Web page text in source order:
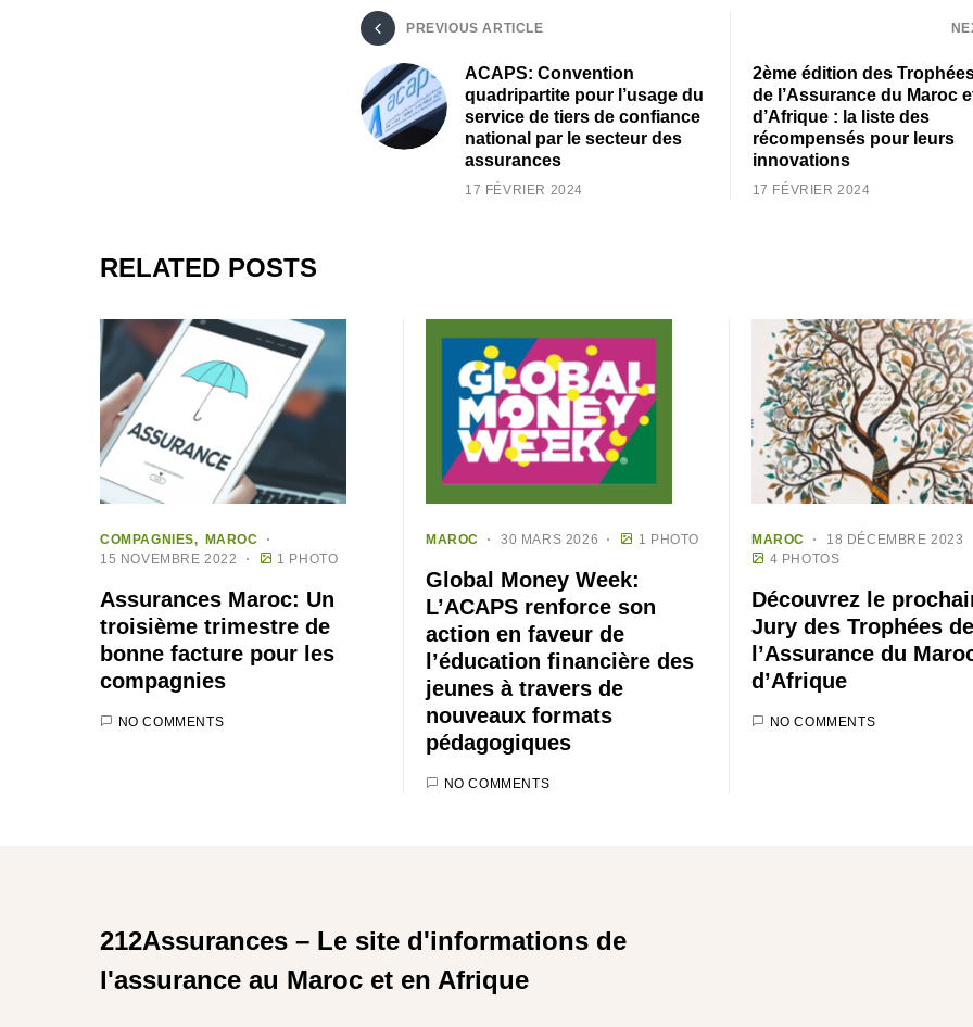
PREVIOUS ARTICLE
ACAPS: Convention
quadripartite pour l’usage du
service de tiers de confiance
national par le secteur des
assurances
17 FÉVRIER 2024
2ème édition des
de l’Assurance du Maroc
d’Afrique : la liste des
récompensés pour leurs
innovations
17 FÉVRIER 2024
RELATED POSTS
COMPAGNIES
MAROC
15 NOVEMBRE 2022
1 PHOTO
Assurances Maroc: Un
troisième trimestre de
bonne facture pour les
compagnies
NO COMMENTS
MAROC 30 MARS 2026 1 PHOTO
Global Money Week:
L’ACAPS renforce son
action en faveur de
l’éducation financière des
jeunes à travers de
nouveaux formats
pédagogiques
NO COMMENTS
MAROC
18 DÉCEMBRE 2023
4 PHOTOS
Découvrez le
Jury des Trophées de
l’Assurance du
d’Afrique
NO COMMENTS
212Assurances – Le site d'informations de
l'assurance au Maroc et en Afrique